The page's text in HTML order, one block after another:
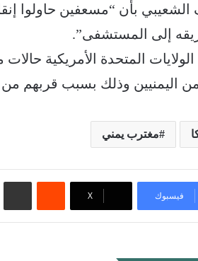
بأن “مسعفين حاولوا
إلى المستشفى”.
المتحدة الأمريكية
من اليمنيين وذلك بسبب قربهم
مغترب يمني
فيسبوك ‫X